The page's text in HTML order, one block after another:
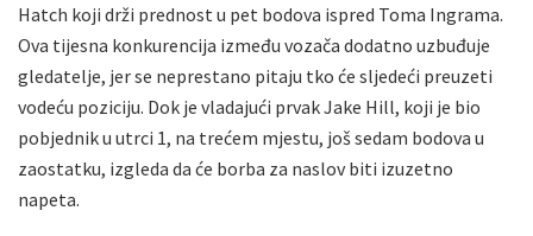
Hatch koji drži prednost u pet bodova ispred Toma Ingrama.
Ova tijesna konkurencija između vozača dodatno uzbuđuje
gledatelje, jer se neprestano pitaju tko će sljedeći preuzeti
vodeću poziciju. Dok je vladajući prvak Jake Hill, koji je bio
pobjednik u utrci 1, na trećem mjestu, još sedam bodova u
zaostatku, izgleda da će borba za naslov biti izuzetno
napeta.